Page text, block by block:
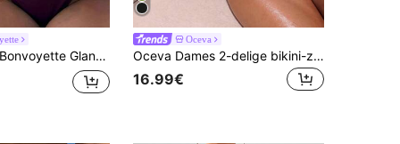
Bonvoyette Glanzend donkerbruin eendelig badpak voor dames met trekkoord, halternek, holle cirkeldecoratie, sexy en rugloos
Oceva
Oceva Dames 2-delige bikini-zwemset, parelmoerstof, afneembare schouderbandjes, eilandstrandvakantie, lente/zomer, premium elegante sexy badkleding
16.99€